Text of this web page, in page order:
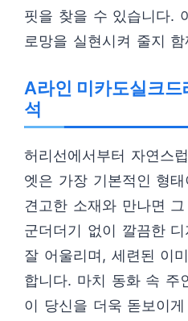
핏을 찾을 수 있습니다.
로망을 실현시켜 줄지
A라인 미카도실크드
석
허리선에서부터 자연스
엣은 가장 기본적인 형
견고한 소재와 만나면
군더더기 없이 깔끔한
잘 어울리며, 세련된 이
합니다. 마치 동화 속 주
이 당신을 더욱 돋보이